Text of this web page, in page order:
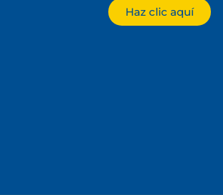
Haz clic aquí